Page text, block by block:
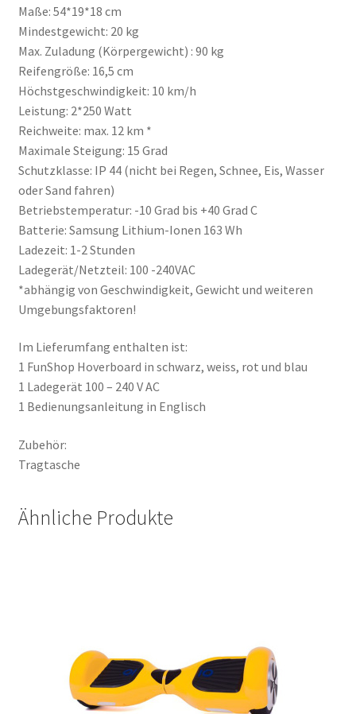
Maße: 54*19*18 cm
Mindestgewicht: 20 kg
Max. Zuladung (Körpergewicht) : 90 kg
Reifengröße: 16,5 cm
Höchstgeschwindigkeit: 10 km/h
Leistung: 2*250 Watt
Reichweite: max. 12 km *
Maximale Steigung: 15 Grad
Schutzklasse: IP 44 (nicht bei Regen, Schnee, Eis, Wasser
oder Sand fahren)
Betriebstemperatur: -10 Grad bis +40 Grad C
Batterie: Samsung Lithium-Ionen 163 Wh
Ladezeit: 1-2 Stunden
Ladegerät/Netzteil: 100 -240VAC
*abhängig von Geschwindigkeit, Gewicht und weiteren
Umgebungsfaktoren!
Im Lieferumfang enthalten ist:
1 FunShop Hoverboard in schwarz, weiss, rot und blau
1 Ladegerät 100 – 240 V AC
1 Bedienungsanleitung in Englisch
Zubehör:
Tragtasche
Ähnliche Produkte